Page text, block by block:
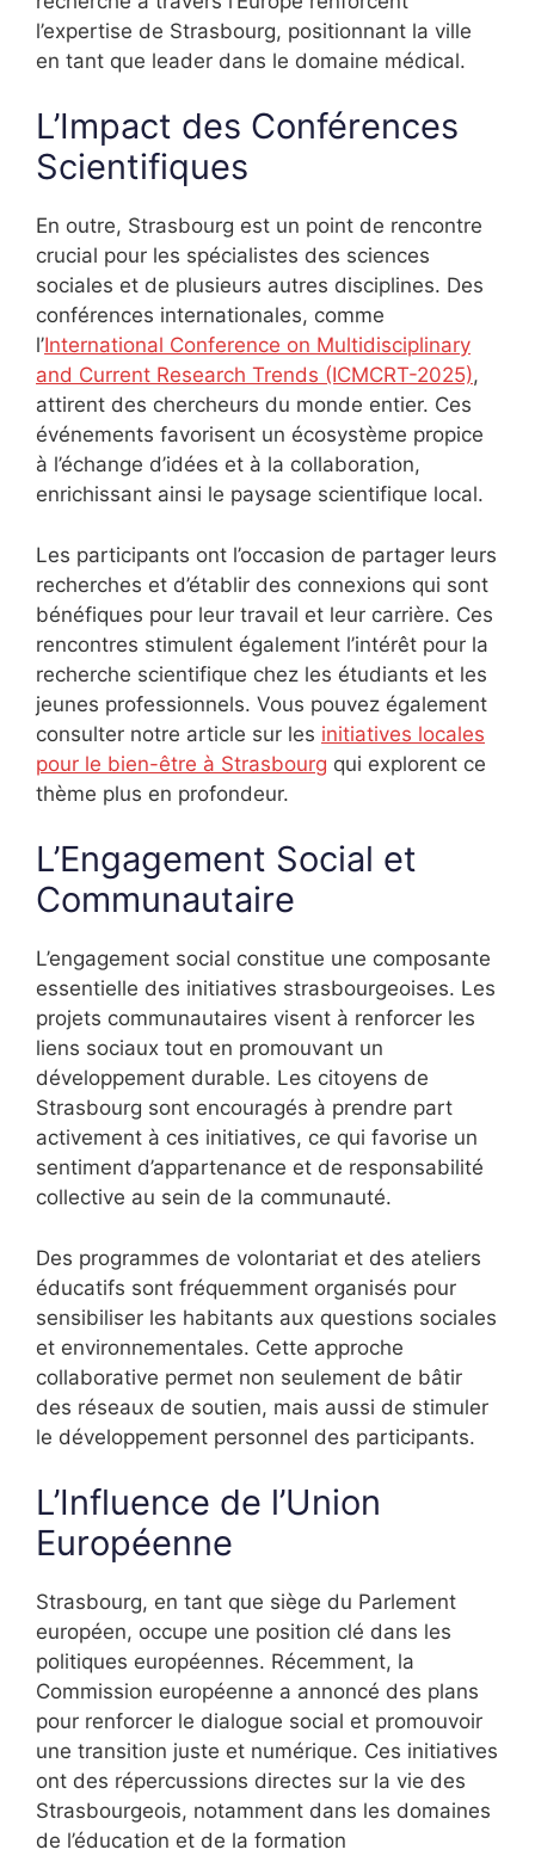
l’expertise de Strasbourg, positionnant la ville
en tant que leader dans le domaine médical.
L’Impact des Conférences
Scientifiques
En outre, Strasbourg est un point de rencontre
crucial pour les spécialistes des sciences
sociales et de plusieurs autres disciplines. Des
conférences internationales, comme
l’International Conference on Multidisciplinary
and Current Research Trends (ICMCRT-2025),
attirent des chercheurs du monde entier. Ces
événements favorisent un écosystème propice
à l’échange d’idées et à la collaboration,
enrichissant ainsi le paysage scientifique local.
Les participants ont l’occasion de partager leurs
recherches et d’établir des connexions qui sont
bénéfiques pour leur travail et leur carrière. Ces
rencontres stimulent également l’intérêt pour la
recherche scientifique chez les étudiants et les
jeunes professionnels. Vous pouvez également
consulter notre article sur les initiatives locales
pour le bien-être à Strasbourg qui explorent ce
thème plus en profondeur.
L’Engagement Social et
Communautaire
L’engagement social constitue une composante
essentielle des initiatives strasbourgeoises. Les
projets communautaires visent à renforcer les
liens sociaux tout en promouvant un
développement durable. Les citoyens de
Strasbourg sont encouragés à prendre part
activement à ces initiatives, ce qui favorise un
sentiment d’appartenance et de responsabilité
collective au sein de la communauté.
Des programmes de volontariat et des ateliers
éducatifs sont fréquemment organisés pour
sensibiliser les habitants aux questions sociales
et environnementales. Cette approche
collaborative permet non seulement de bâtir
des réseaux de soutien, mais aussi de stimuler
le développement personnel des participants.
L’Influence de l’Union
Européenne
Strasbourg, en tant que siège du Parlement
européen, occupe une position clé dans les
politiques européennes. Récemment, la
Commission européenne a annoncé des plans
pour renforcer le dialogue social et promouvoir
une transition juste et numérique. Ces initiatives
ont des répercussions directes sur la vie des
Strasbourgeois, notamment dans les domaines
de l’éducation et de la formation